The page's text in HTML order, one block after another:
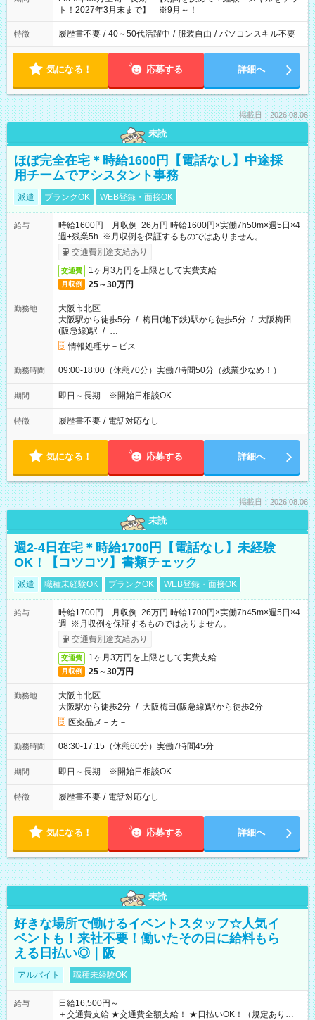
ト！2027年3月末まで】 ※9月～！
特徴 履歴書不要 / 40～50代活躍中 / 服装自由 / パソコンスキル不要
気になる！ 応募する 詳細へ
掲載日：2026.08.06
未読
ほぼ完全在宅＊時給1600円【電話なし】中途採
用チームでアシスタント事務
派遣 ブランクOK WEB登録・面接OK
給与
時給1600円 月収例 26万円 時給1600円×実働7h50m×週5日×4
週+残業5h ※月収例を保証するものではありません。
交通費別途支給あり
交通費 1ヶ月3万円を上限として実費支給
月収例 25～30万円
勤務地
大阪市北区
大阪駅から徒歩5分 / 梅田(地下鉄)駅から徒歩5分 / 大阪梅田
(阪急線)駅 / …
情報処理サ－ビス
勤務時間 09:00-18:00（休憩70分）実働7時間50分（残業少なめ！）
期間 即日～長期 ※開始日相談OK
特徴 履歴書不要 / 電話対応なし
気になる！ 応募する 詳細へ
掲載日：2026.08.06
未読
週2-4日在宅＊時給1700円【電話なし】未経験
OK！【コツコツ】書類チェック
派遣 職種未経験OK ブランクOK WEB登録・面接OK
給与
時給1700円 月収例 26万円 時給1700円×実働7h45m×週5日×4
週 ※月収例を保証するものではありません。
交通費別途支給あり
交通費 1ヶ月3万円を上限として実費支給
月収例 25～30万円
勤務地
大阪市北区
大阪駅から徒歩2分 / 大阪梅田(阪急線)駅から徒歩2分
医薬品メ－カ－
勤務時間 08:30-17:15（休憩60分）実働7時間45分
期間 即日～長期 ※開始日相談OK
特徴 履歴書不要 / 電話対応なし
気になる！ 応募する 詳細へ
未読
好きな場所で働けるイベントスタッフ☆人気イ
ベントも！来社不要！働いたその日に給料もら
える日払い◎｜阪
アルバイト 職種未経験OK
給与
日給16,500円～
＋交通費支給 ★交通費全額支給！ ★日払いOK！（規定あり） ┗